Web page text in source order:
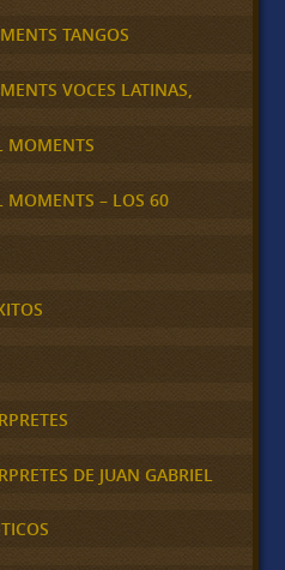
TANGOS
VOCES LATINAS,
MOMENTS
MOMENTS – LOS 60
DE JUAN GABRIEL